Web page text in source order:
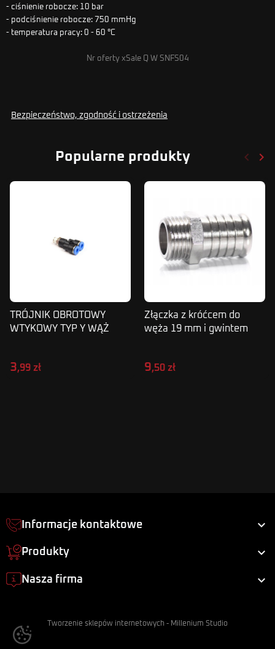
- ciśnienie robocze: 10 bar
- podciśnienie robocze: 750 mmHg
- temperatura pracy: 0 - 60 °C
Nr oferty xSale Q W SNFS04
Bezpieczeństwo, zgodność i ostrzeżenia
Popularne produkty keyboard_arrow_left keyboard_arrow_right
TRÓJNIK OBROTOWY
WTYKOWY TYP Y WĄŻ
3,99 zł
Złączka z króćcem do
węża 19 mm i gwintem
9,50 zł
Informacje kontaktowe 
Produkty 
Nasza firma 
Tworzenie sklepów internetowych - Millenium Studio